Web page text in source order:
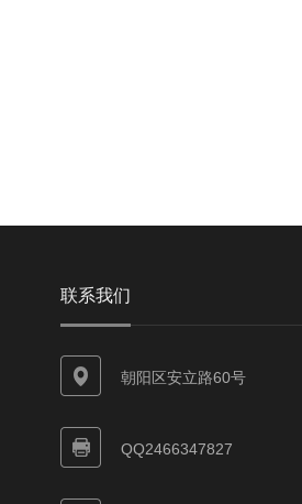
联系我们
朝阳区安立路60号
QQ2466347827